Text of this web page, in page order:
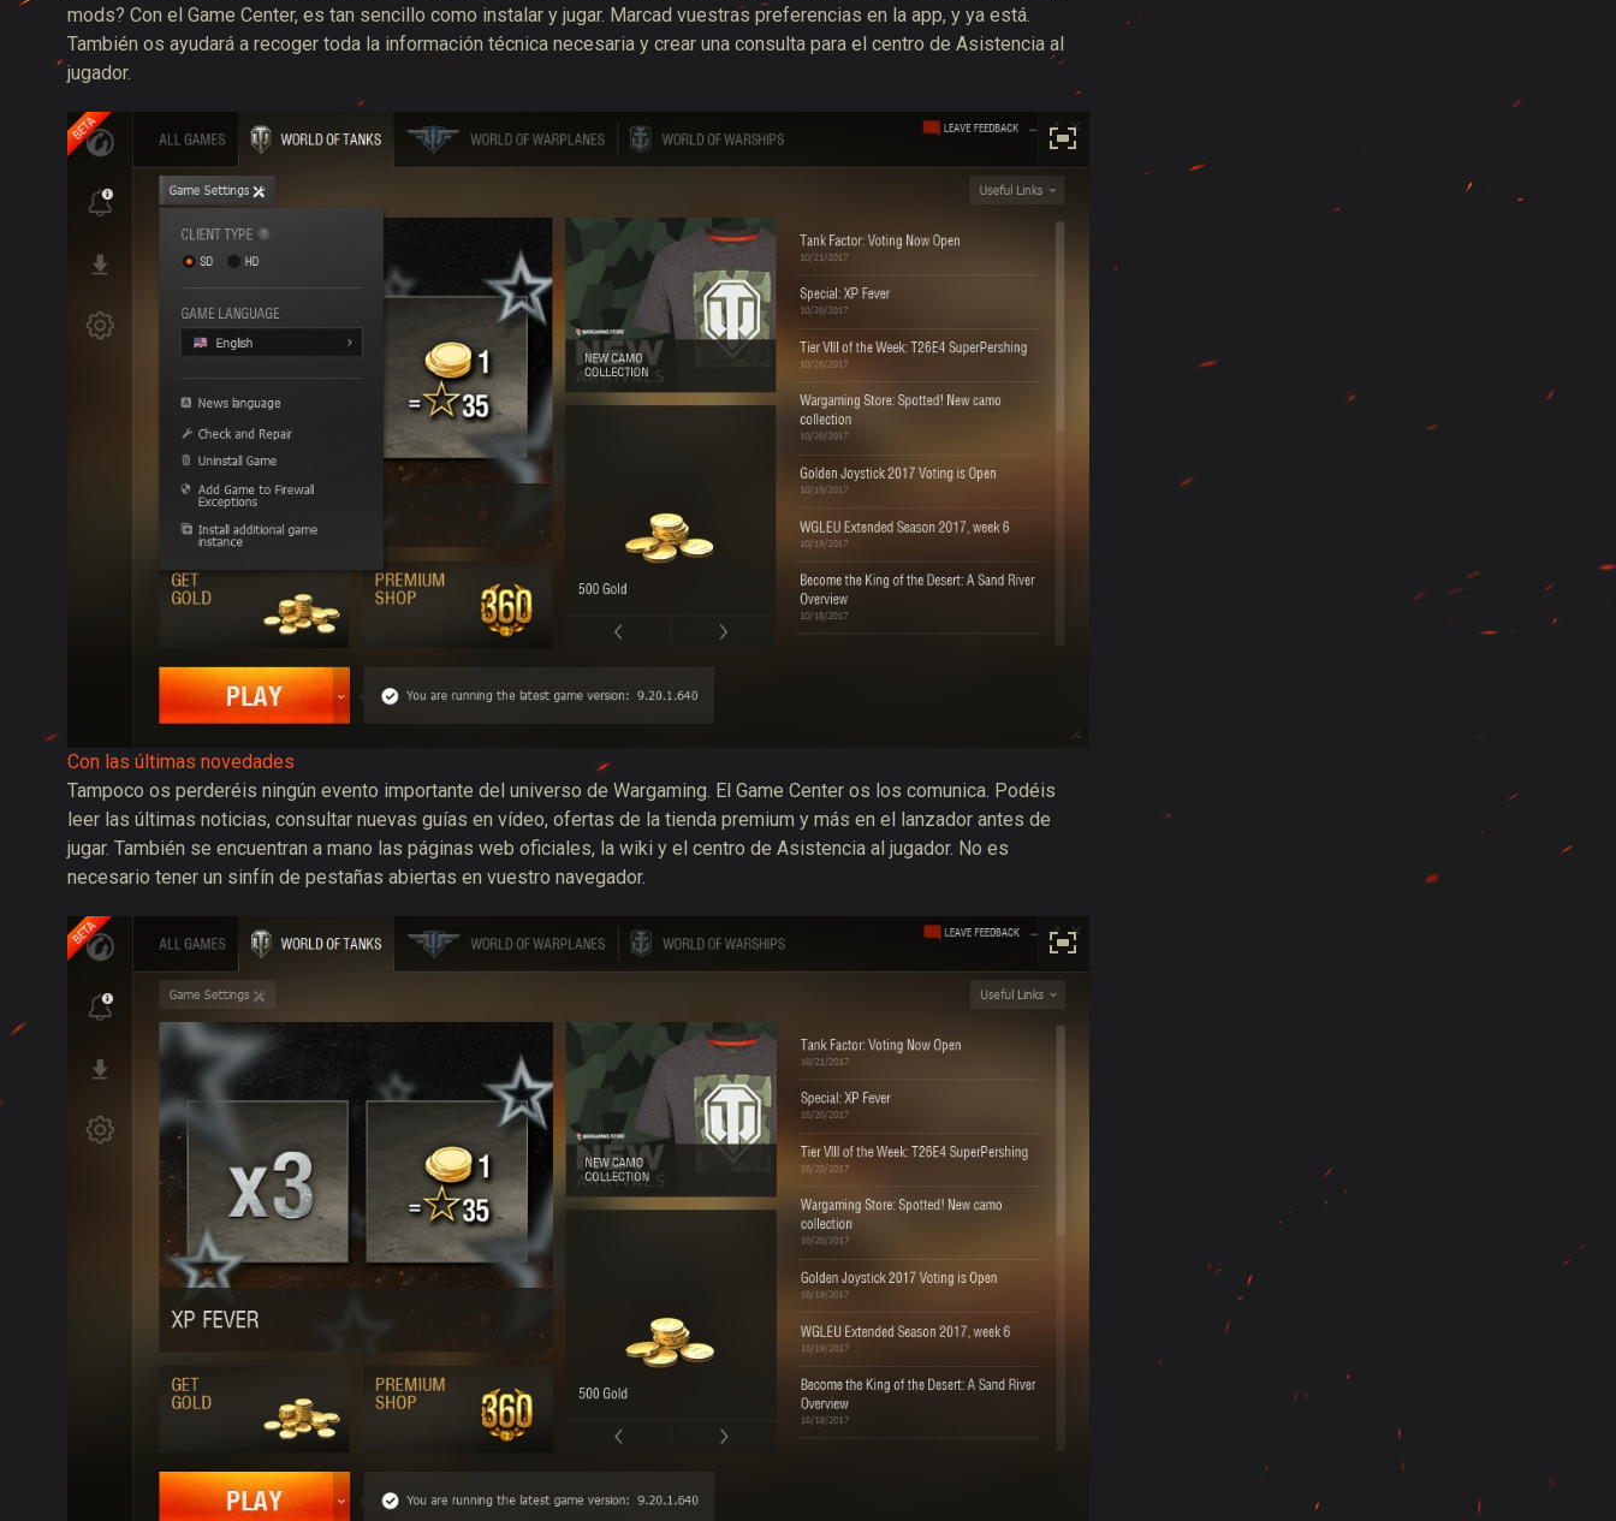
mods? Con el Game Center, es tan sencillo como instalar y jugar. Marcad vuestras preferencias en la app, y ya está.
También os ayudará a recoger toda la información técnica necesaria y crear una consulta para el centro de Asistencia al
jugador.
Con las últimas novedades
Tampoco os perderéis ningún evento importante del universo de Wargaming. El Game Center os los comunica. Podéis
leer las últimas noticias, consultar nuevas guías en vídeo, ofertas de la tienda premium y más en el lanzador antes de
jugar. También se encuentran a mano las páginas web oficiales, la wiki y el centro de Asistencia al jugador. No es
necesario tener un sinfín de pestañas abiertas en vuestro navegador.